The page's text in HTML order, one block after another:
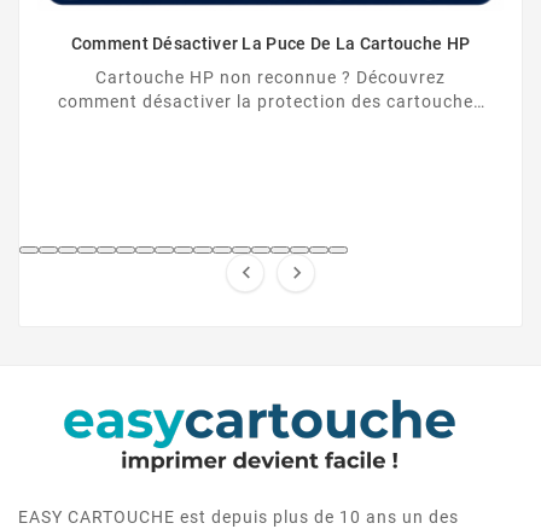
Comment Désactiver La Puce De La Cartouche HP
Cartouche HP non reconnue ? Découvrez
comment désactiver la protection des cartouches
 
EASY CARTOUCHE est depuis plus de 10 ans un des